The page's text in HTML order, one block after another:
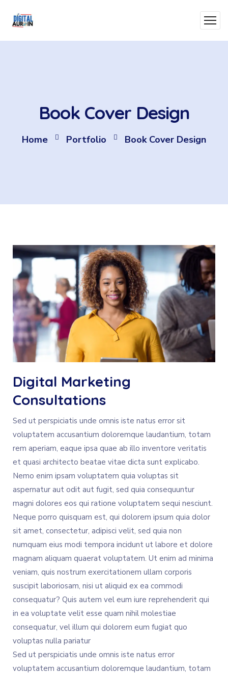
Book Cover Design
Home Portfolio Book Cover Design
Digital Marketing
Consultations
Sed ut perspiciatis unde omnis iste natus error sit
voluptatem accusantium doloremque laudantium, totam
rem aperiam, eaque ipsa quae ab illo inventore veritatis
et quasi architecto beatae vitae dicta sunt explicabo.
Nemo enim ipsam voluptatem quia voluptas sit
aspernatur aut odit aut fugit, sed quia consequuntur
magni dolores eos qui ratione voluptatem sequi nesciunt.
Neque porro quisquam est, qui dolorem ipsum quia dolor
sit amet, consectetur, adipisci velit, sed quia non
numquam eius modi tempora incidunt ut labore et dolore
magnam aliquam quaerat voluptatem. Ut enim ad minima
veniam, quis nostrum exercitationem ullam corporis
suscipit laboriosam, nisi ut aliquid ex ea commodi
consequatur? Quis autem vel eum iure reprehenderit qui
in ea voluptate velit esse quam nihil molestiae
consequatur, vel illum qui dolorem eum fugiat quo
voluptas nulla pariatur
Sed ut perspiciatis unde omnis iste natus error
voluptatem accusantium doloremque laudantium, totam